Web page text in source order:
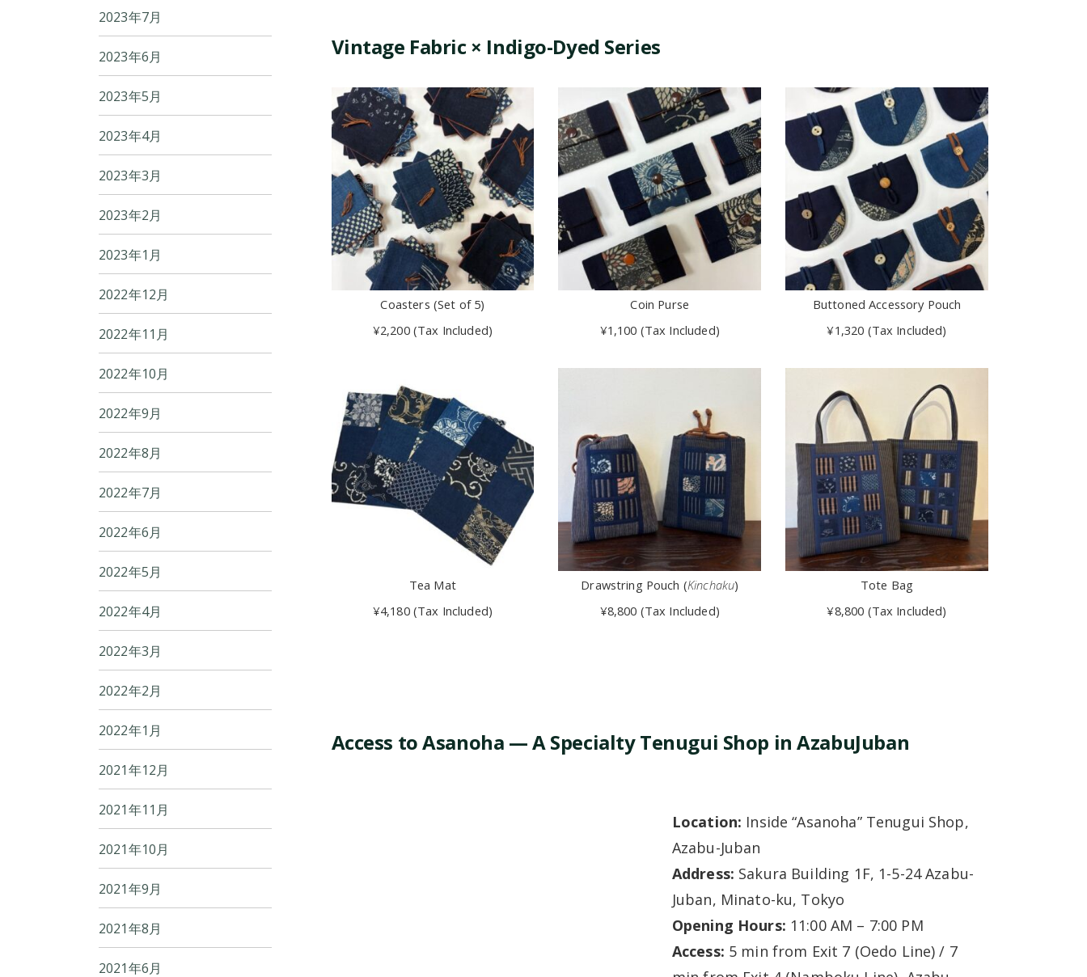
Vintage Fabric × Indigo-Dyed Series
Coasters (Set of 5)
¥2,200 (Tax Included)
Coin Purse
¥1,100 (Tax Included)
Buttoned Accessory Pouch
¥1,320 (Tax Included)
Tea Mat
¥4,180 (Tax Included)
Drawstring Pouch (Kinchaku)
¥8,800 (Tax Included)
Tote Bag
¥8,800 (Tax Included)
Access to Asanoha — A Specialty Tenugui Shop in AzabuJuban
Location: Inside “Asanoha” Tenugui Shop,
Azabu-Juban
Address: Sakura Building 1F, 1-5-24 Azabu-
Juban, Minato-ku, Tokyo
Opening Hours: 11:00 AM – 7:00 PM
Access: 5 min from Exit 7 (Oedo Line) / 7
2023年7月
2023年6月
2023年5月
2023年4月
2023年3月
2023年2月
2023年1月
2022年12月
2022年11月
2022年10月
2022年9月
2022年8月
2022年7月
2022年6月
2022年5月
2022年4月
2022年3月
2022年2月
2022年1月
2021年12月
2021年11月
2021年10月
2021年9月
2021年8月
2021年6月